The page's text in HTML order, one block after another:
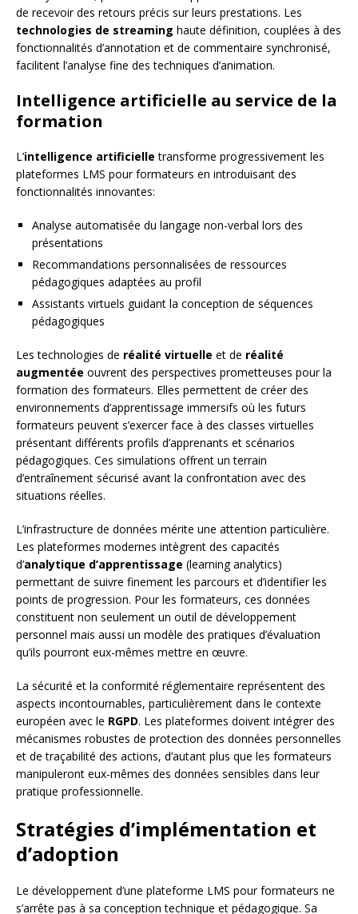
de recevoir des retours précis sur leurs prestations. Les
technologies de streaming haute définition, couplées à des
fonctionnalités d’annotation et de commentaire synchronisé,
facilitent l’analyse fine des techniques d’animation.
Intelligence artificielle au service de la
formation
L’intelligence artificielle transforme progressivement les
plateformes LMS pour formateurs en introduisant des
fonctionnalités innovantes:
Analyse automatisée du langage non-verbal lors des
présentations
Recommandations personnalisées de ressources
pédagogiques adaptées au profil
Assistants virtuels guidant la conception de séquences
pédagogiques
Les technologies de réalité virtuelle et de réalité
augmentée ouvrent des perspectives prometteuses pour la
formation des formateurs. Elles permettent de créer des
environnements d’apprentissage immersifs où les futurs
formateurs peuvent s’exercer face à des classes virtuelles
présentant différents profils d’apprenants et scénarios
pédagogiques. Ces simulations offrent un terrain
d’entraînement sécurisé avant la confrontation avec des
situations réelles.
L’infrastructure de données mérite une attention particulière.
Les plateformes modernes intègrent des capacités
d’analytique d’apprentissage (learning analytics)
permettant de suivre finement les parcours et d’identifier les
points de progression. Pour les formateurs, ces données
constituent non seulement un outil de développement
personnel mais aussi un modèle des pratiques d’évaluation
qu’ils pourront eux-mêmes mettre en œuvre.
La sécurité et la conformité réglementaire représentent des
aspects incontournables, particulièrement dans le contexte
européen avec le RGPD. Les plateformes doivent intégrer des
mécanismes robustes de protection des données personnelles
et de traçabilité des actions, d’autant plus que les formateurs
manipuleront eux-mêmes des données sensibles dans leur
pratique professionnelle.
Stratégies d’implémentation et
d’adoption
Le développement d’une plateforme LMS pour formateurs ne
s’arrête pas à sa conception technique et pédagogique. Sa